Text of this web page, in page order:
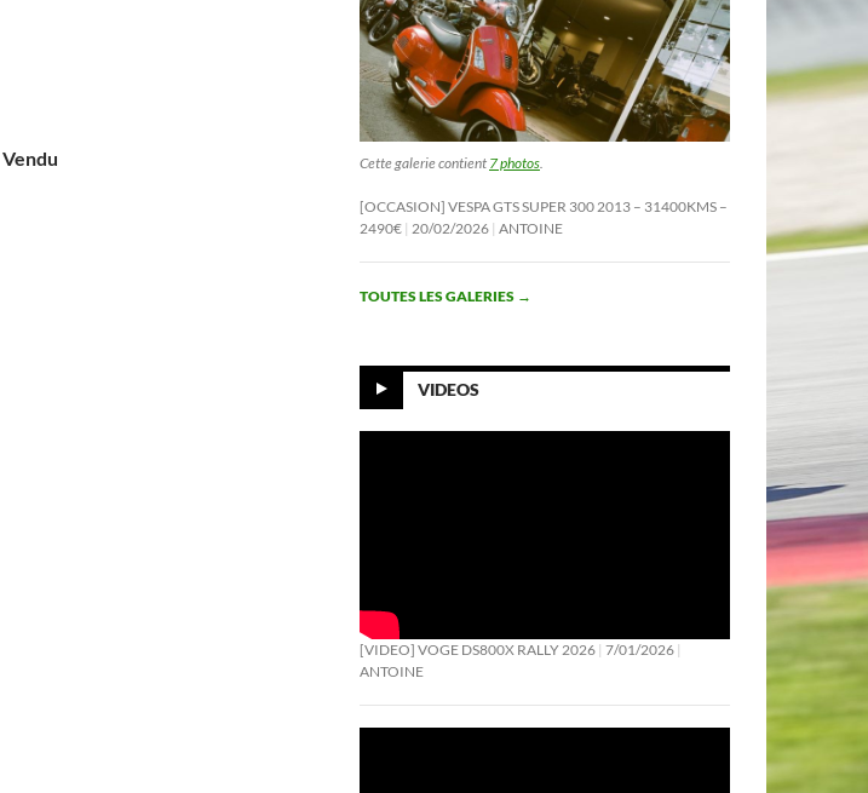
Vendu Cette galerie contient 7 photos.
[OCCASION] VESPA GTS SUPER 300 2013 – 31400KMS –
2490€ 20/02/2026 ANTOINE
TOUTES LES GALERIES →
VIDEOS
[VIDEO] VOGE DS800X RALLY 2026 7/01/2026
ANTOINE